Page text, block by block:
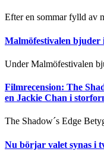
Efter en sommar fylld av
Malmöfestivalen bjuder
Under Malmöfestivalen
Filmrecension: The
en Jackie Chan i
The Shadow´s Edge
Nu börjar valet synas i